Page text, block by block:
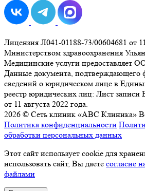
Лицензия Л041-01188-73/00604681 от
Министерством здравоохранения
Медицинские услуги предоставляет
Данные документа, подтверждающего
сведений о юридическом лице в
реестр юридических лиц: Лист
от 11 августа 2022 года.
2026 © Сеть клиник «ABC Клиника»
Политика конфиденциальности
обработки персональных данных
Этот сайт использует cookie для
использовать сайт, Вы даете согласие
файлами